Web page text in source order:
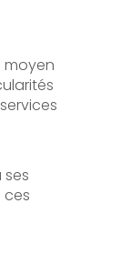
moyen
ces